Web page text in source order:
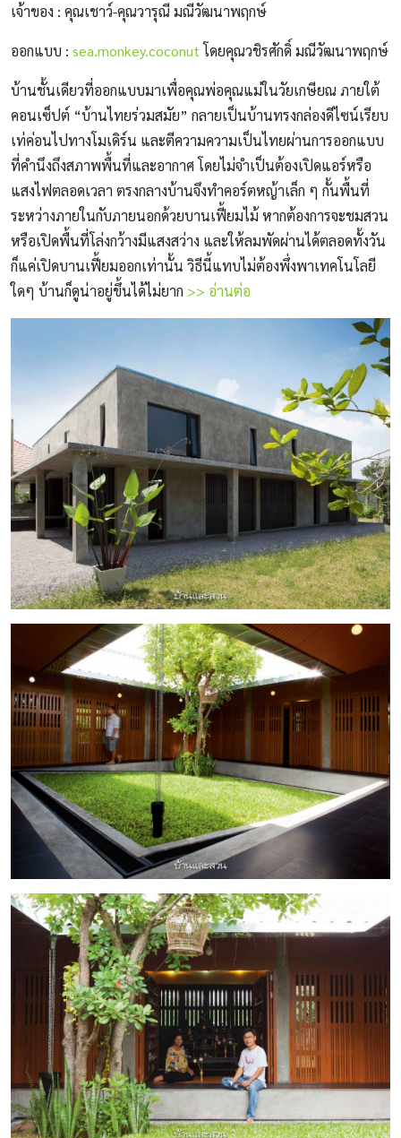
เจ้าของ : คุณเชาว์-คุณวารุณี มณีวัฒนาพฤกษ์
ออกแบบ : sea.monkey.coconutโดยคุณวชิรศักดิ์ มณีวัฒนาพฤกษ์
บ้านชั้นเดียวที่ออกแบบมาเพื่อคุณพ่อคุณแม่ในวัยเกษียณ ภายใต้
คอนเซ็ปต์ “บ้านไทยร่วมสมัย” กลายเป็นบ้านทรงกล่องดีไซน์เรียบ
เท่ค่อนไปทางโมเดิร์น และตีความความเป็นไทยผ่านการออกแบบ
ที่คำนึงถึงสภาพพื้นที่และอากาศ โดยไม่จำเป็นต้องเปิดแอร์หรือ
แสงไฟตลอดเวลา ตรงกลางบ้านจึงทำคอร์ตหญ้าเล็ก ๆ กั้นพื้นที่
ระหว่างภายในกับภายนอกด้วยบานเฟี้ยมไม้ หากต้องการจะชมสวน
หรือเปิดพื้นที่โล่งกว้างมีแสงสว่าง และให้ลมพัดผ่านได้ตลอดทั้งวัน
ก็แค่เปิดบานเฟี้ยมออกเท่านั้น วิธีนี้แทบไม่ต้องพึ่งพาเทคโนโลยี
ใดๆ บ้านก็ดูน่าอยู่ขึ้นได้ไม่ยาก >> อ่านต่อ